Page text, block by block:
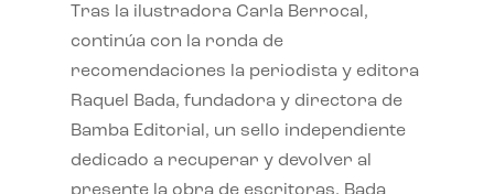
Tras la ilustradora Carla Berrocal,
continúa con la ronda de
recomendaciones la periodista y editora
Raquel Bada, fundadora y directora de
Bamba Editorial, un sello independiente
dedicado a recuperar y devolver al